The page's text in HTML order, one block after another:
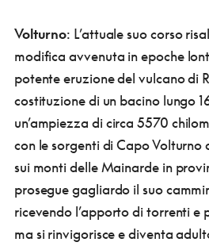
Volturno: L’attuale suo corso
modifica avvenuta in epoche
potente eruzione del vulcano di
costituzione di un bacino lungo
un’ampiezza di circa 5570
con le sorgenti di Capo
sui monti delle Mainarde in
prosegue gagliardo il suo
ricevendo l’apporto di torrenti e
ma si rinvigorisce e diventa